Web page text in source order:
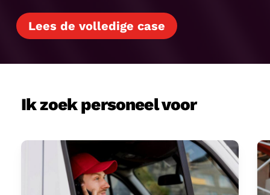
Lees de volledige case
Ik zoek personeel voor
Transport